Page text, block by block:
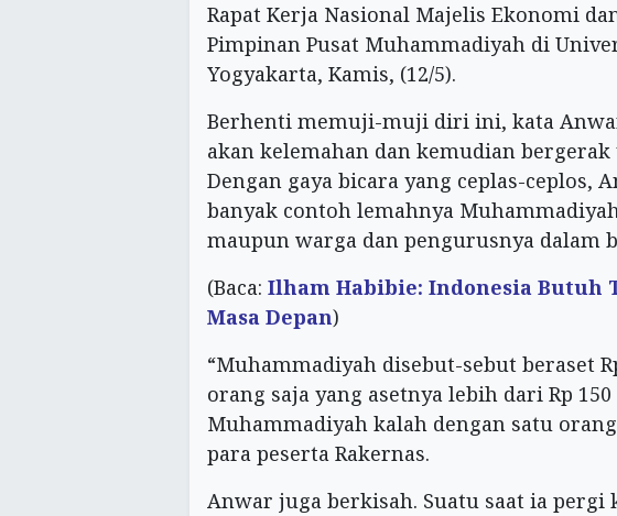
Rapat Kerja Nasional Majelis Ekonomi
Pimpinan Pusat Muhammadiyah di
Yogyakarta, Kamis, (12/5).
Berhenti memuji-muji diri ini, kata
akan kelemahan dan kemudian
Dengan gaya bicara yang ceplas-ceplos,
banyak contoh lemahnya
maupun warga dan pengurusnya dalam
(Baca: Ilham Habibie: Indonesia Butuh
Masa Depan)
“Muhammadiyah disebut-sebut beraset
orang saja yang asetnya lebih dari Rp
Muhammadiyah kalah dengan satu
para peserta Rakernas.
Anwar juga berkisah. Suatu saat ia pergi